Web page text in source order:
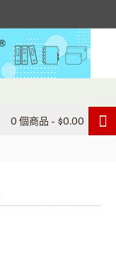
0 個商品 - $0.00